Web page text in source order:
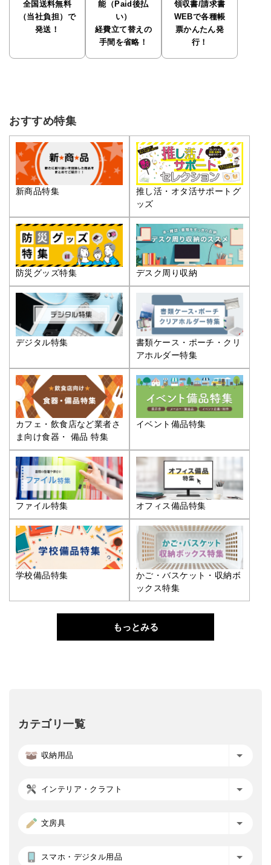
全国送料無料
（当社負担）で
発送！
能（Paid後払
い）
経費立て替えの
手間を省略！
領収書/請求書
WEBで各種帳
票かんたん発
行！
おすすめ特集
新商品特集
推し活・オタ活サポートグ
ッズ
防災グッズ特集 デスク周り収納
デジタル特集
書類ケース・ポーチ・クリ
アホルダー特集
カフェ・飲食店など業者さ
ま向け食器・ 備品 特集
イベント備品特集
ファイル特集 オフィス備品特集
学校備品特集
かご・バスケット・収納ボ
ックス特集
もっとみる
カテゴリ一覧
収納用品
インテリア・クラフト
文房具
スマホ・デジタル用品